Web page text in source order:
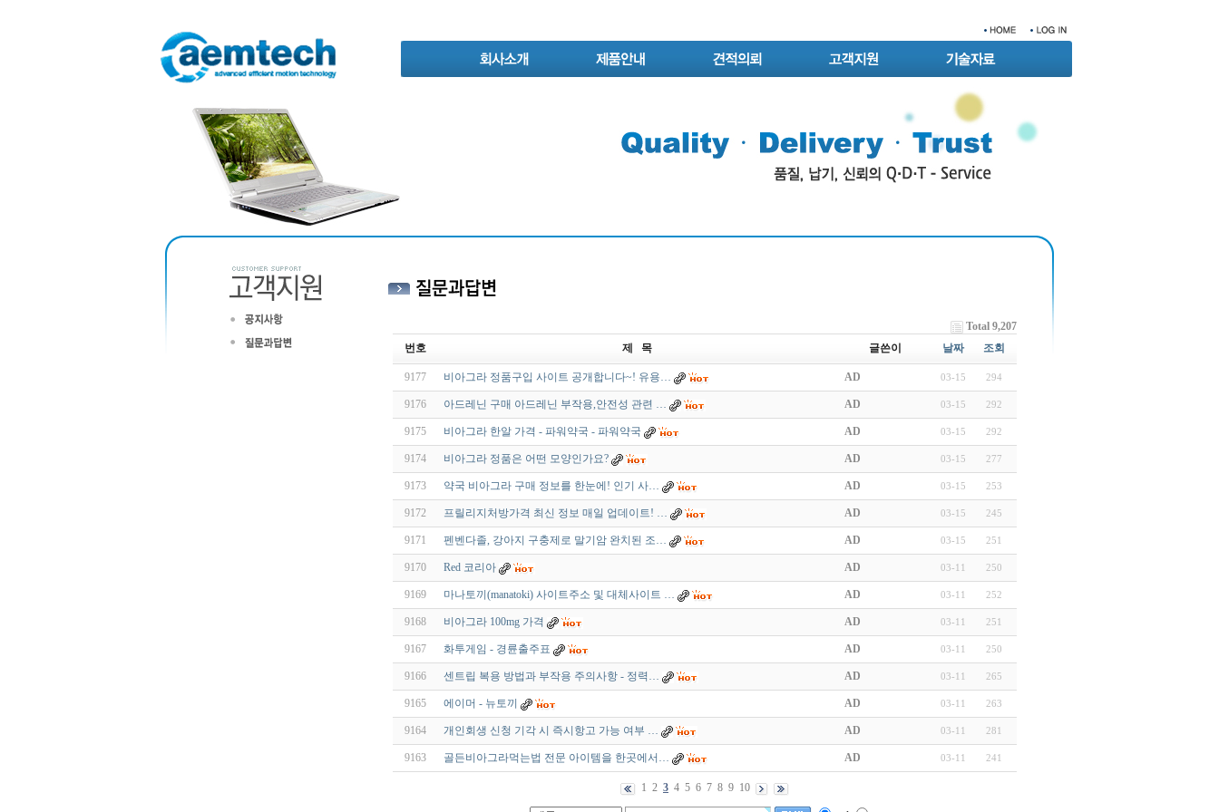
Total 9,207
번호
제 목 글쓴이 날짜 조회
9177 비아그라 정품구입 사이트 공개합니다~! 유용… AD 03-15 294
9176 아드레닌 구매 아드레닌 부작용,안전성 관련 … AD 03-15 292
9175 비아그라 한알 가격 - 파워약국 - 파워약국 AD 03-15 292
9174 비아그라 정품은 어떤 모양인가요? AD 03-15 277
9173 약국 비아그라 구매 정보를 한눈에! 인기 사… AD 03-15 253
9172 프릴리지처방가격 최신 정보 매일 업데이트! … AD 03-15 245
9171 펜벤다졸, 강아지 구충제로 말기암 완치된 조… AD 03-15 251
9170 Red 코리아 AD 03-11 250
9169 마나토끼(manatoki) 사이트주소 및 대체사이트 … AD 03-11 252
9168 비아그라 100mg 가격 AD 03-11 251
9167 화투게임 - 경륜출주표 AD 03-11 250
9166 센트립 복용 방법과 부작용 주의사항 - 정력… AD 03-11 265
9165 에이머 - 뉴토끼 AD 03-11 263
9164 개인회생 신청 기각 시 즉시항고 가능 여부 … AD 03-11 281
9163 골든비아그라먹는법 전문 아이템을 한곳에서… AD 03-11 241
1 2 3 4 5 6 7 8 9 10